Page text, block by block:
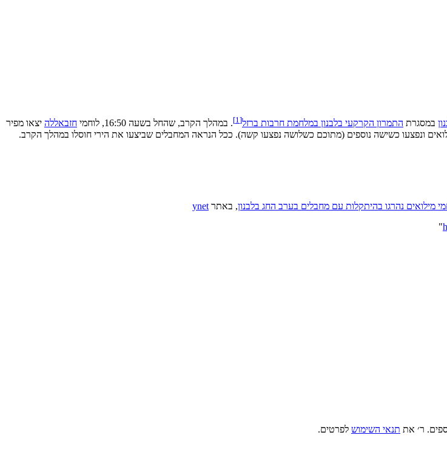
במסגרת התמרון הקרקעי בלבנון במלחמת חרבות ברזל[
1
]. במהלך הקרב, שהחל בשעה 16:50, לוחמי חזבאללה יצאו מפיר
ונפצעו כשישה נוספים (מתוכם כשלושה נפצעו קשה). ככל הנראה המחבלים שביצעו את הירי חוסלו במהלך הקרב.
, באתר ynet
"
ר׳ את תנאי השימוש לפרטים.